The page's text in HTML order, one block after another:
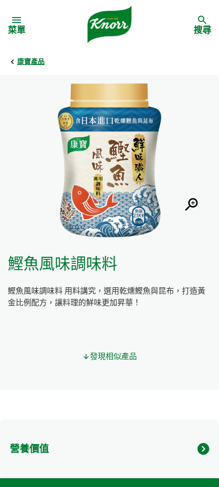
菜單 搜尋
康寶產品
鰹魚風味調味料
鰹魚風味調味料 用料講究，選用乾燻鰹魚與昆布，打造黃
金比例配方，讓料理的鮮味更加昇華！
發現相似產品
營養價值